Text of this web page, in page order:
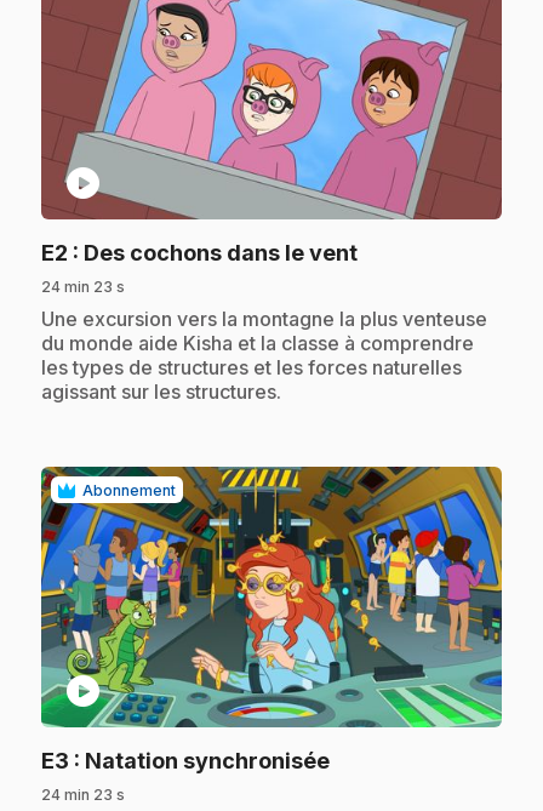
play_circle
E2 : Des cochons dans le vent.
24 min 23 s
.Une excursion vers la montagne la plus venteuse
du monde aide Kisha et la classe à comprendre
les types de structures et les forces naturelles
agissant sur les structures.
Abonnement
play_circle
E3 : Natation synchronisée.
24 min 23 s